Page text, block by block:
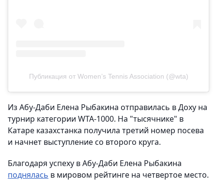
Публикация от Women’s Tennis Association (@wta)
Из Абу-Даби Елена Рыбакина отправилась в Доху на
турнир категории WTA-1000. На "тысячнике" в
Катаре казахстанка получила третий номер посева
и начнет выступление со второго круга.
Благодаря успеху в Абу-Даби Елена Рыбакина
поднялась в мировом рейтинге на четвертое место.